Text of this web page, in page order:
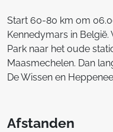
Start 60-80 km om
Kennedymars in
Park naar het oude
Maasmechelen. Dan
De Wissen en
Afstanden